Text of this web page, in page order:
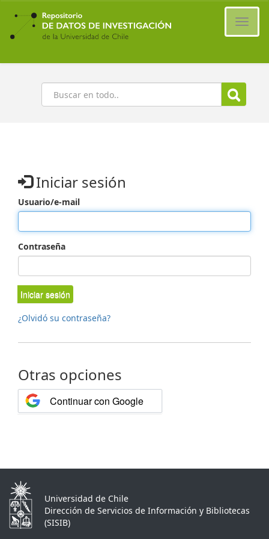
Ir
contenido
principal
Buscar
Iniciar sesión
Usuario/e-mail
Contraseña
Iniciar sesión
¿Olvidó su contraseña?
Otras opciones
Continuar con Google
Universidad de Chile
Dirección de Servicios de Información y Bibliotecas
(SISIB)